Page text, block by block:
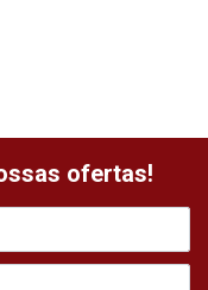
ofertas!